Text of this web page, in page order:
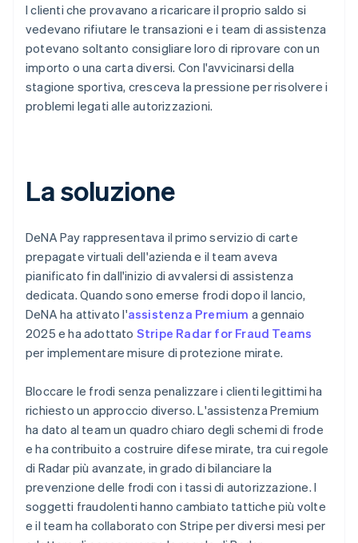
I clienti che provavano a ricaricare il proprio saldo si
vedevano rifiutare le transazioni e i team di assistenza
potevano soltanto consigliare loro di riprovare con un
importo o una carta diversi. Con l'avvicinarsi della
stagione sportiva, cresceva la pressione per risolvere i
problemi legati alle autorizzazioni.
La soluzione
DeNA Pay rappresentava il primo servizio di carte
prepagate virtuali dell'azienda e il team aveva
pianificato fin dall'inizio di avvalersi di assistenza
dedicata. Quando sono emerse frodi dopo il lancio,
DeNA ha attivato l'assistenza Premium a gennaio
2025 e ha adottato Stripe Radar for Fraud Teams
per implementare misure di protezione mirate.
Bloccare le frodi senza penalizzare i clienti legittimi ha
richiesto un approccio diverso. L'assistenza Premium
ha dato al team un quadro chiaro degli schemi di frode
e ha contribuito a costruire difese mirate, tra cui regole
di Radar più avanzate, in grado di bilanciare la
prevenzione delle frodi con i tassi di autorizzazione. I
soggetti fraudolenti hanno cambiato tattiche più volte
e il team ha collaborato con Stripe per diversi mesi per